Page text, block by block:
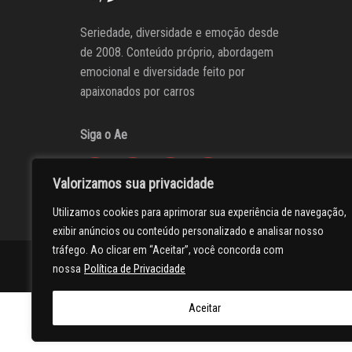
Valorizamos sua privacidade
Utilizamos cookies para aprimorar sua experiência de navegação,
exibir anúncios ou conteúdo personalizado e analisar nosso
tráfego. Ao clicar em “Aceitar”, você concorda com
nossa Política de Privacidade
Aceitar
Seriedade, diversidade e emoção desde
de 2008. Conteúdo próprio, abordagem
emocional e diversidade feito por
apaixonados por carros
Siga o Ae
AUTOentusiastas Editores